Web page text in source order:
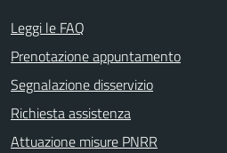
Leggi le FAQ
Prenotazione appuntamento
Segnalazione disservizio
Richiesta assistenza
Attuazione misure PNRR